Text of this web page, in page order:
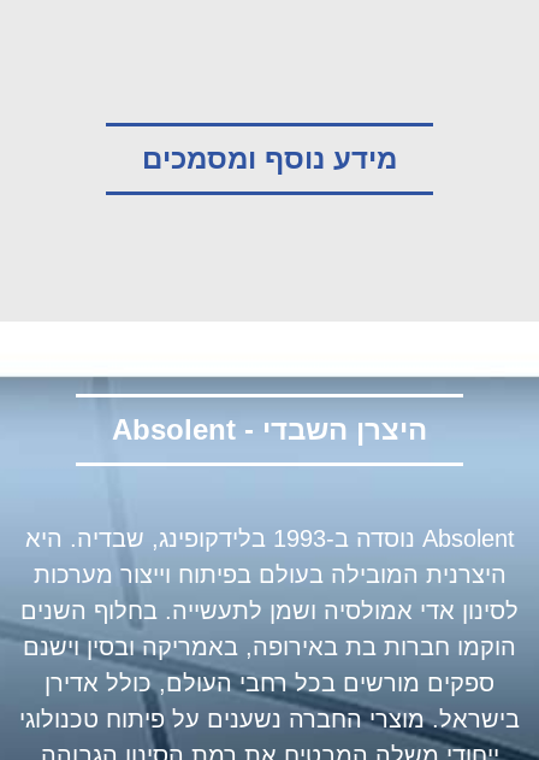
מידע נוסף ומסמכים
היצרן השבדי - Absolent
Absolent נוסדה ב-1993 בלידקופינג, שבדיה. היא
היצרנית המובילה בעולם בפיתוח וייצור מערכות
לסינון אדי אמולסיה ושמן לתעשייה. בחלוף השנים
הוקמו חברות בת באירופה, באמריקה ובסין וישנם
ספקים מורשים בכל רחבי העולם, כולל אדירן
בישראל. מוצרי החברה נשענים על פיתוח טכנולוגי